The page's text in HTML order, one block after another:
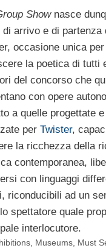
Shownasce
di arrivo e di partenza
occasione unica
la poetica di tutti
del concorso che
con opere
a quelle progettate e
per Twister,
la ricchezza della
contemporanea,
con linguaggi
riconducibili ad un
spettatore quale
interlocutore.
Museums Must